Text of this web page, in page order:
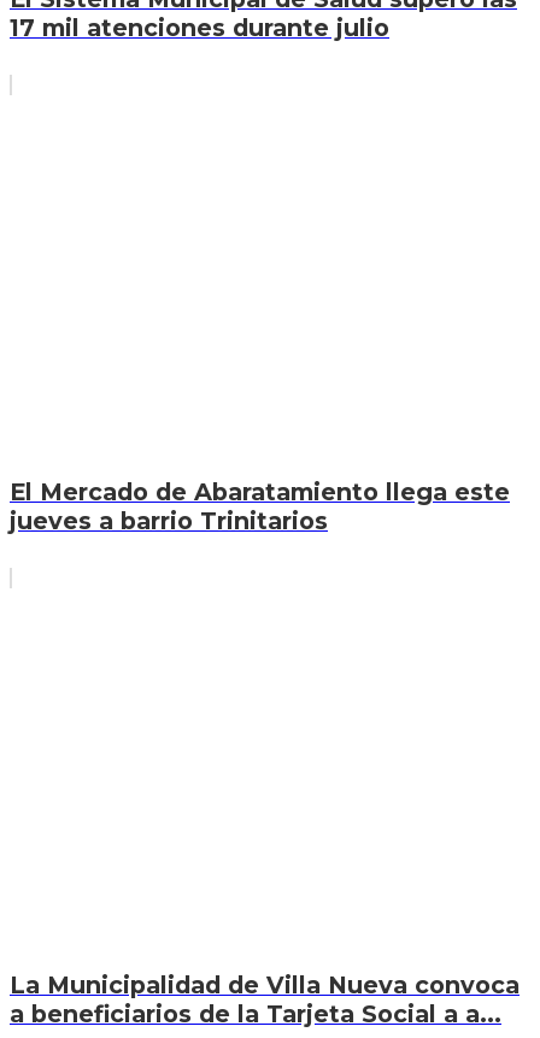
17 mil atenciones durante julio
El Mercado de Abaratamiento llega este
jueves a barrio Trinitarios
La Municipalidad de Villa Nueva convoca
a beneficiarios de la Tarjeta Social a a...